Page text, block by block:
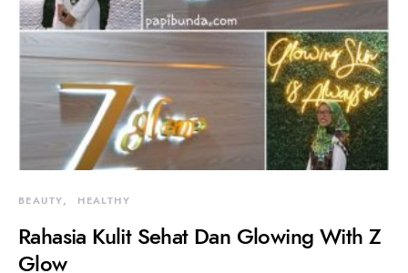
BEAUTY HEALTHY
Rahasia Kulit Sehat Dan Glowing With Z
Glow